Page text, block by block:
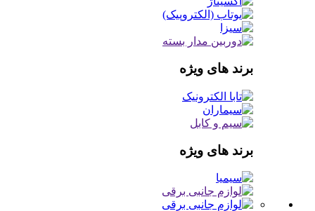
برند های ویژه
برند های ویژه